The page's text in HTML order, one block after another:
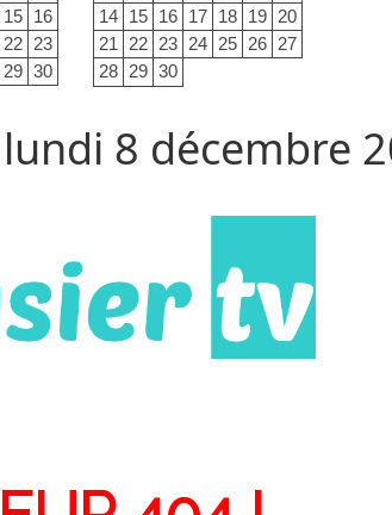
15 16
22 23
29 30
14 15 16 17 18 19 20
21
22 23 24 25 26 27
28 29 30
8 décembre